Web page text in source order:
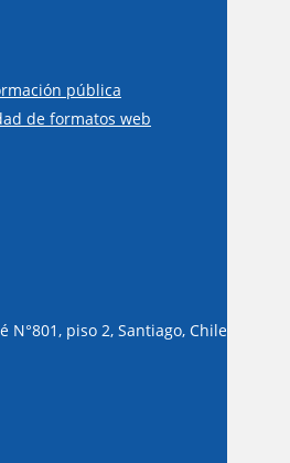
pública
de formatos web
piso 2, Santiago, Chile